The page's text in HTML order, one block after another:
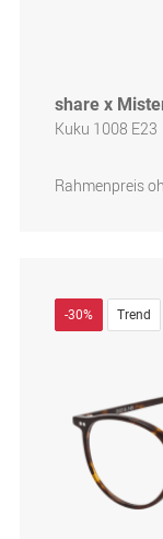
share x
Kuku 1008 E23
Rahmenpreis
-30% Trend